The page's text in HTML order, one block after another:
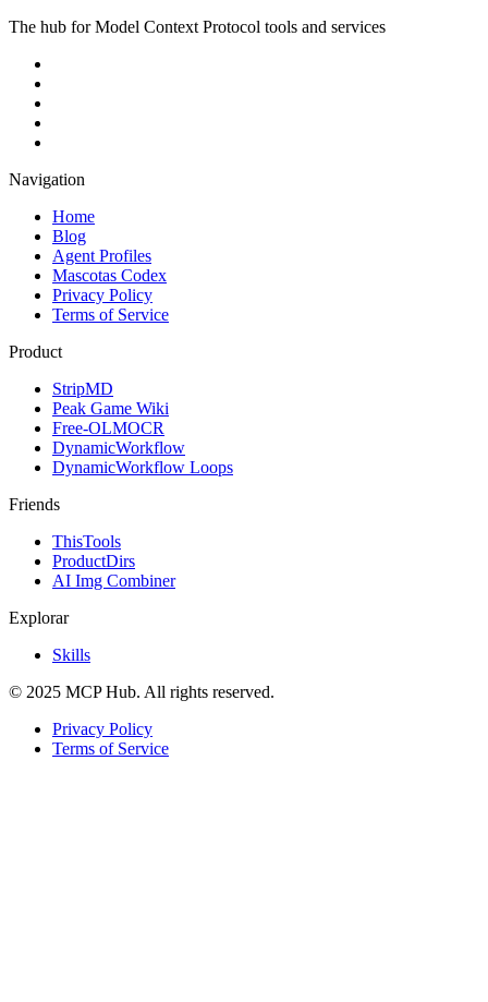
The hub for Model Context Protocol tools and services
Navigation
Home
Blog
Agent Profiles
Mascotas Codex
Privacy Policy
Terms of Service
Product
StripMD
Peak Game Wiki
Free-OLMOCR
DynamicWorkflow
DynamicWorkflow Loops
Friends
ThisTools
ProductDirs
AI Img Combiner
Explorar
Skills
© 2025 MCP Hub. All rights reserved.
Privacy Policy
Terms of Service